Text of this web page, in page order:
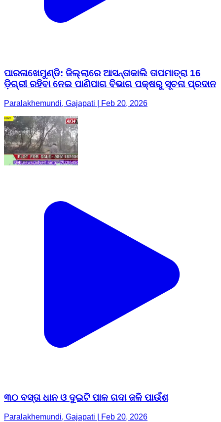
ପାରଳାଖେମୁଣ୍ଡି: ଜିଲ୍ଲାରେ ଆସନ୍ତାକାଲି ତାପମାତ୍ରା 16
ଡ଼ିଗ୍ରୀ ରହିବା ନେଇ ପାଣିପାଗ ବିଭାଗ ପକ୍ଷରୁ ସୂଚନା ପ୍ରଦାନ
Paralakhemundi, Gajapati | Feb 20, 2026
୩୦ ବସ୍ତା ଧାନ ଓ ଦୁଇଟି ପାଳ ଗଦା ଜଳି ପାଉଁଶ
Paralakhemundi, Gajapati | Feb 20, 2026